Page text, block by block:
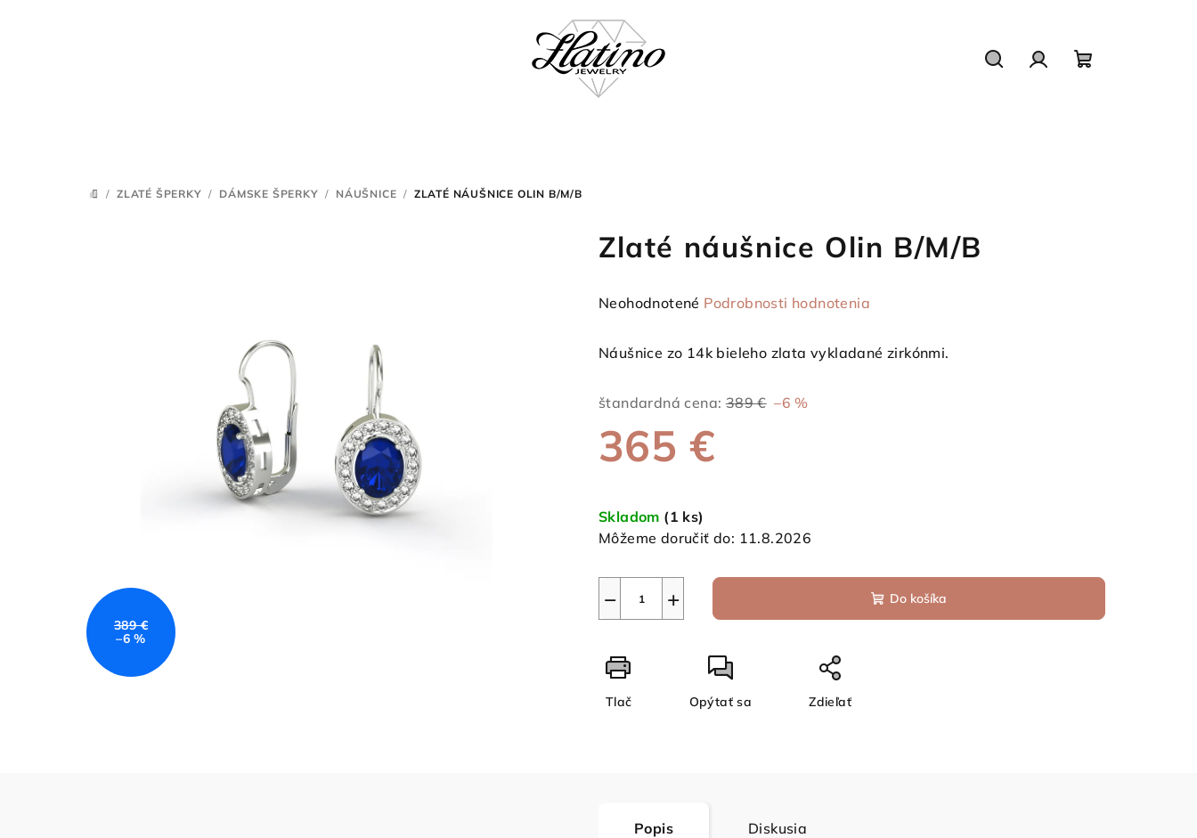
DOMOV
/ ZLATÉ ŠPERKY / DÁMSKE ŠPERKY / NÁUŠNICE / ZLATÉ NÁUŠNICE OLIN B/M/B
Zlaté náušnice Olin B/M/B
Priemerné
produktu
z
5
hviezdičiek.
Neohodnotené Podrobnosti hodnotenia
Náušnice zo 14k bieleho zlata vykladané zirkónmi.
štandardná cena: 389 € –6 %
365 €
cena:
Skladom (1 ks)
Môžeme doručiť do: 11.8.2026
+
− Do košíka
Tlač Opýtať sa Zdieľať
389 €
–6 %
Popis Diskusia